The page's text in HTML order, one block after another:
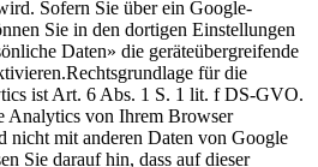
Sofern Sie über ein Google-
Sie in den dortigen Einstellungen
Daten» die geräteübergreifende
für die
ist Art. 6 Abs. 1 S. 1 lit. f DS-GVO.
Analytics von Ihrem Browser
nicht mit anderen Daten von Google
Sie darauf hin, dass auf dieser